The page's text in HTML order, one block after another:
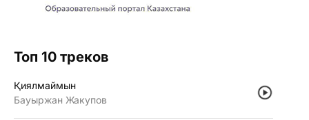
Топ 10 треков
Қиялмаймын
Бауыржан Жакупов